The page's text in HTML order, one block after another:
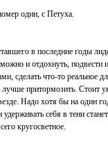
один, с Петуха.
в последние годы
и отдохнуть, подвести
сделать что-то реальное
притормозить. Стоит
Надо хотя бы на один
себя в тени
кругосветное.